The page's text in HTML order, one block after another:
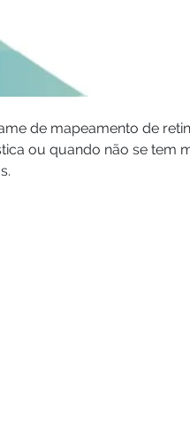
de mapeamento de
ou quando não se tem